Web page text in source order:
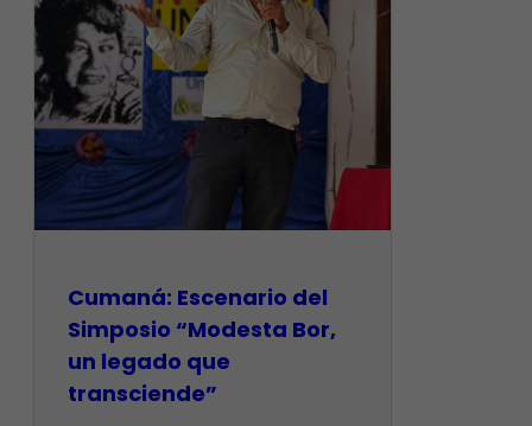
Cumaná: Escenario del
Simposio “Modesta Bor,
un legado que
transciende”